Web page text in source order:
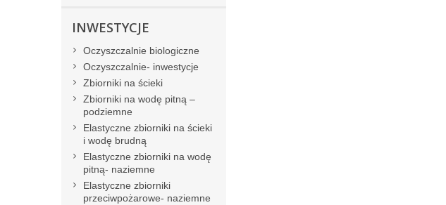
INWESTYCJE
Oczyszczalnie biologiczne
Oczyszczalnie- inwestycje
Zbiorniki na ścieki
Zbiorniki na wodę pitną –
podziemne
Elastyczne zbiorniki na ścieki
i wodę brudną
Elastyczne zbiorniki na wodę
pitną- naziemne
Elastyczne zbiorniki
przeciwpożarowe- naziemne